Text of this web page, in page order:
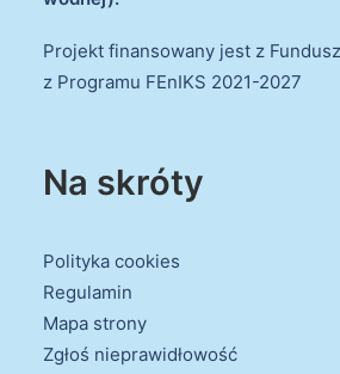
Projekt finansowany jest z
z Programu FEnIKS 2021-2027
Na skróty
Polityka cookies
Regulamin
Mapa strony
Zgłoś nieprawidłowość